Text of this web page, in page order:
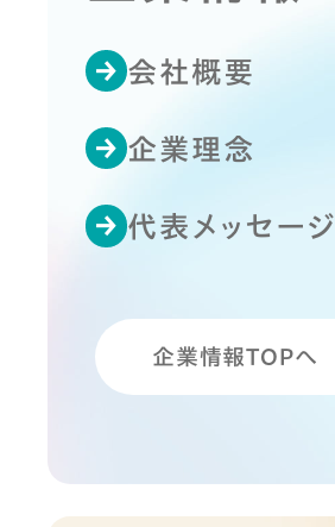
会社概要
企業理念
代表メッセージ
企業情報TOPへ